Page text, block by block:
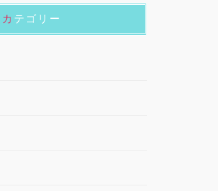
カテゴリー